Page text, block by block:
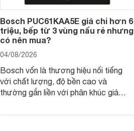
Bosch PUC61KAA5E giá chỉ hơn 6
triệu, bếp từ 3 vùng nấu rẻ nhưng
có nên mua?
04/08/2026
Bosch vốn là thương hiệu nổi tiếng
với chất lượng, độ bền cao và
thường gắn liền với phân khúc giá